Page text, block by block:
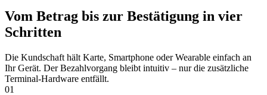
Vom Betrag bis zur Bestätigung in vier
Schritten
Die Kundschaft hält Karte, Smartphone oder Wearable einfach an
Ihr Gerät. Der Bezahlvorgang bleibt intuitiv – nur die zusätzliche
Terminal-Hardware entfällt.
01